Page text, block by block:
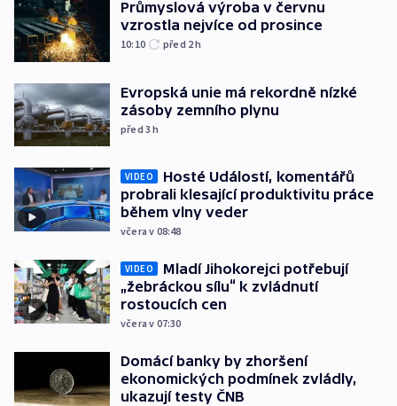
Průmyslová výroba v červnu
vzrostla nejvíce od prosince
10:10 před 2h
Evropská unie má rekordně nízké
zásoby zemního plynu
před 3h
VIDEO
Hosté Událostí, komentářů
probrali klesající produktivitu práce
během vlny veder
včera v 08:48
VIDEO
Mladí Jihokorejci potřebují
„žebráckou sílu“ k zvládnutí
rostoucích cen
včera v 07:30
Domácí banky by zhoršení
ekonomických podmínek zvládly,
ukazují testy ČNB